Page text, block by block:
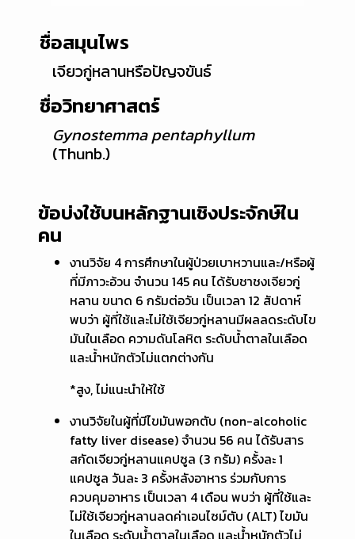
ชื่อสมุนไพร
เจียวกู่หลานหรือปัญจขันธ์
ชื่อวิทยาศาสตร์
Gynostemma pentaphyllum
(Thunb.)
ข้อบ่งใช้บนหลักฐานเชิงประจักษ์ใน
คน
งานวิจัย 4 การศึกษาในผู้ป่วยเบาหวานและ/หรือผู้
ที่มีภาวะอ้วน จำนวน 145 คน ได้รับชาชงเจียวกู่
หลาน ขนาด 6 กรัมต่อวัน เป็นเวลา 12 สัปดาห์
พบว่า ผู้ที่ใช้และไม่ใช้เจียวกู่หลานมีผลลดระดับไข
มันในเลือด ความดันโลหิต ระดับน้ำตาลในเลือด
และน้ำหนักตัวไม่แตกต่างกัน
*สูง, ไม่แนะนำให้ใช้
งานวิจัยในผู้ที่มีไขมันพอกตับ (non-alcoholic
fatty liver disease) จำนวน 56 คน ได้รับสาร
สกัดเจียวกู่หลานแคปซูล (3 กรัม) ครั้งละ 1
แคปซูล วันละ 3 ครั้งหลังอาหาร ร่วมกับการ
ควบคุมอาหาร เป็นเวลา 4 เดือน พบว่า ผู้ที่ใช้และ
ไม่ใช้เจียวกู่หลานลดค่าเอนไซม์ตับ (ALT) ไขมัน
ในเลือด ระดับน้ำตาลในเลือด และน้ำหนักตัวไม่